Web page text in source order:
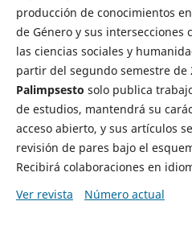
producción de conocimientos
de Género y sus intersecciones
las ciencias sociales y
partir del segundo semestre de
Palimpsesto solo publica
de estudios, mantendrá su
acceso abierto, y sus artículos
revisión de pares bajo el
Recibirá colaboraciones en
Ver revista
Número actual